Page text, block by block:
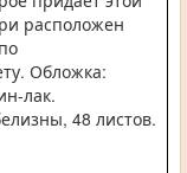
расположен
Обложка:
лак.
48 листов.